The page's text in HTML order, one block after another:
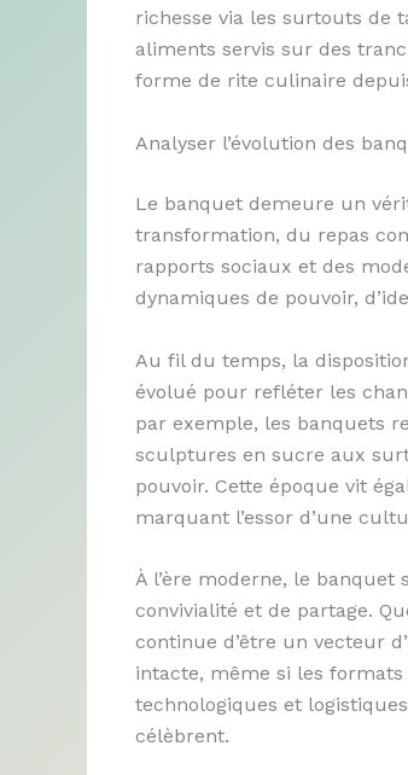
richesse via les surtouts de
aliments servis sur des
forme de rite culinaire
Analyser l’évolution des
Le banquet demeure un
transformation, du repas
rapports sociaux et des
dynamiques de pouvoir,
Au fil du temps, la
évolué pour refléter les
par exemple, les banquets
sculptures en sucre aux
pouvoir. Cette époque vit
marquant l’essor d’une
À l’ère moderne, le banquet
convivialité et de partage.
continue d’être un vecteur
intacte, même si les formats
technologiques et
célèbrent.